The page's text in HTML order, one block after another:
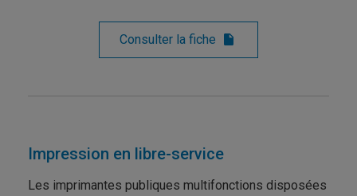
Consulter la fiche
Impression en libre-service
Les imprimantes publiques multifonctions disposées